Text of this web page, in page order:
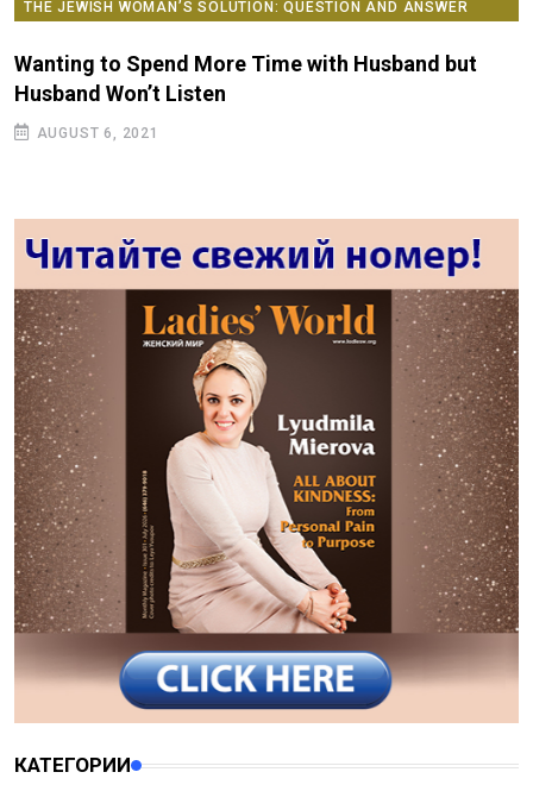
AND ANSWER
Husband but
ИНЖЕНЕР ПОДСОЗНАНИЯ
У стен есть уши
JULY 29, 2024
КАТЕГОРИИ